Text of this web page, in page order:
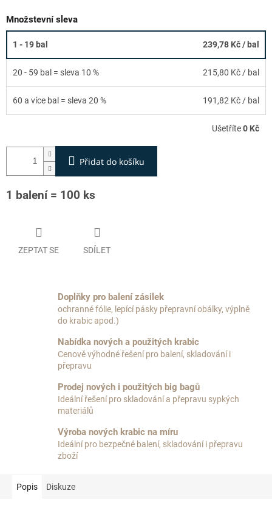
Množstevní sleva
1 - 19 bal 239,78 Kč/ bal
20 - 59 bal = sleva 10 % 215,80 Kč / bal
60 a více bal = sleva 20 % 191,82 Kč / bal
Ušetříte0 Kč
Přidat do košíku
1 balení = 100 ks
ZEPTAT SE SDÍLET
Doplňky pro balení zásilek
ochranné fólie, lepící pásky přepravní obálky, výplně
do krabic apod.)
Nabídka nových a použitých krabic
Cenově výhodné řešení pro balení, skladování i
přepravu
Prodej nových i použitých big bagů
Ideální řešení pro skladování a přepravu sypkých
materiálů
Výroba nových krabic na míru
Ideální pro bezpečné balení, skladování i přepravu
zboží
Popis Diskuze